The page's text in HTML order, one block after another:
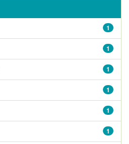
1
1
1
1
1
1